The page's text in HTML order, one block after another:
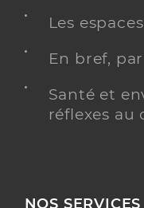
Les
En bref,
Santé et
réflexes au
NOS SERVICES